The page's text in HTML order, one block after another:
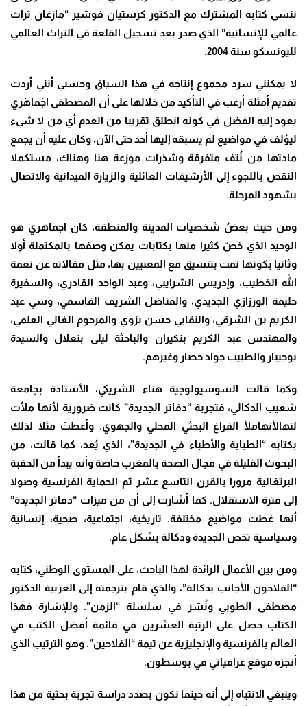
ننسى كتابه المشترك مع الدكتور كرستيان فوشير “مازغان تراث
عالمي للإنسانية” الذي صدر بعد تسجيل القلعة في التراث العالمي
لليونسكو سنة 2004.
لا يمكنني سرد مجموع إنتاجه في هذا السياق وحسبي أنني أردت
تقديم أمثلة أرغب في التأكيد من خلالها على أن المصطفى اجْماهْري
يعود إليه الفضل في كونه انطلق تقريبا من العدم أي من لا شيء
ليؤلف في مواضيع لم يسبقه إليها أحد حتى الآن، وكان عليه أن يجمع
مادتها من نُتف متفرقة وشذرات موزعة هنا وهناك، مستكملا
النقص باللجوء إلى الأرشيفات العائلية والزيارة الميدانية والاتصال
بشهود المرحلة.
ومن حيث بعضُ شخصيات المدينة والمنطقة، كان اجماهري هو
الوحيد الذي خصّ كثيرا منها بكتابات يمكن وصفها بالمكتملة أولا
وثانيا بكونها تمت بتنسيق مع المعنيين بها، مثل مقالاته عن نعمة
الله الخطيب، وإدريس الشرايبي، وعبد الواحد القادري، والسفيرة
حليمة الورزازي الجديدي، والمناضل الشريف القاسمي، وسي عبد
الكريم بن الشرقي، والنقابي حسن بزوي والمرحوم الغالي العلمي،
والمهندس عبد الكريم بنكيران والباحثة ليلى بنعلال والسيدة
بوجيبار والطبيب جواد حصار وغيرهم.
وكما قالت السوسيولوجية هناء الشريكي، الأستاذة بجامعة
شعيب الدكالي، فتجربة “دفاتر الجديدة” كانت ضرورية لأنها ملأت
لنهالأنهاملأ الفراغ البحثي المحلي والجهوي. وأعطتْ مثلا لذلك
بكتابه “الطبابة والأطباء في الجديدة”، الذي يُعد، كما قالت، من
البحوث القليلة في مجال الصحة بالمغرب خاصة وأنه يبدأ من الحقبة
البرتغالية مرورا بالقرن التاسع عشر ثم الحماية الفرنسية وصولا
إلى فترة الاستقلال. كما أشارت إلى أن من ميزات “دفاتر الجديدة”
أنها غطت مواضيع مختلفة. تاريخية، اجتماعية، صحية، إنسانية
وسياسية تخص الجديدة ودكالة بشكل عام.
ومن بين الأعمال الرائدة لهذا الباحث، على المستوى الوطني، كتابه
“الفلاحون الأجانب بدكالة”، والذي قام بترجمته إلى العربية الدكتور
مصطفى الطوبي ونُشر في سلسلة “الزمن”. وللإشارة فهذا
الكتاب حصل على الرتبة العشرين في قائمة أفضل الكتب في
العالم بالفرنسية والإنجليزية عن تيمة “الفلاحين”. وهو الترتيب الذي
أنجزه موقع غرافياتي في بوسطون.
وينبغي الانتباه إلى أنه حينما نكون بصدد دراسة تجربة بحثية من هذا